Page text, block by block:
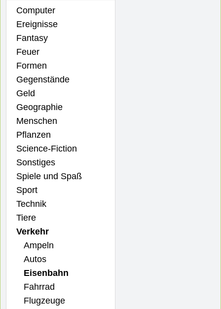
Computer
Ereignisse
Fantasy
Feuer
Formen
Gegenstände
Geld
Geographie
Menschen
Pflanzen
Science-Fiction
Sonstiges
Spiele und Spaß
Sport
Technik
Tiere
Verkehr
Ampeln
Autos
Eisenbahn
Fahrrad
Flugzeuge